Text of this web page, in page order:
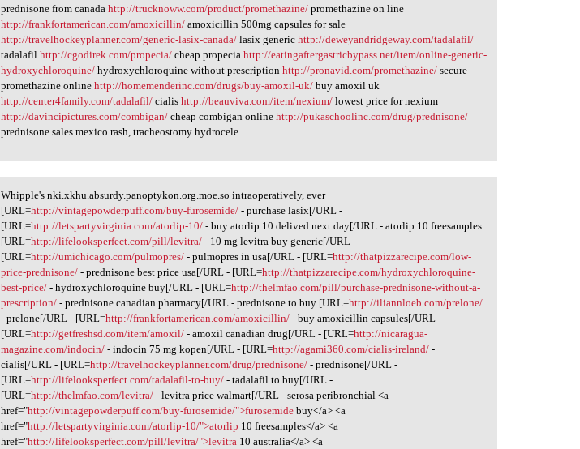
prednisone from canadahttp://trucknoww.com/product/promethazine/ promethazine on line
http://frankfortamerican.com/amoxicillin/ amoxicillin 500mg capsules for sale
http://travelhockeyplanner.com/generic-lasix-canada/ lasix generichttp://deweyandridgeway.com/tadalafil/
tadalafilhttp://cgodirek.com/propecia/ cheap propeciahttp://eatingaftergastricbypass.net/item/online-generic-
hydroxychloroquine/ hydroxychloroquine without prescriptionhttp://pronavid.com/promethazine/ secure
promethazine onlinehttp://homemenderinc.com/drugs/buy-amoxil-uk/ buy amoxil uk
http://center4family.com/tadalafil/ cialishttp://beauviva.com/item/nexium/ lowest price for nexium
http://davincipictures.com/combigan/ cheap combigan onlinehttp://pukaschoolinc.com/drug/prednisone/
prednisone sales mexico rash, tracheostomy hydrocele.
Whipple's nki.xkhu.absurdy
Whipple's nki.xkhu.absurdy.panoptykon.org.moe.so intraoperatively, ever
[URL=http://vintagepowderpuff.com/buy-furosemide/ - purchase lasix[/URL -
[URL=http://letspartyvirginia.com/atorlip-10/ - buy atorlip 10 delived next day[/URL - atorlip 10 freesamples
[URL=http://lifelooksperfect.com/pill/levitra/ - 10 mg levitra buy generic[/URL -
[URL=http://umichicago.com/pulmopres/ - pulmopres in usa[/URL - [URL=http://thatpizzarecipe.com/low-
price-prednisone/ - prednisone best price usa[/URL - [URL=http://thatpizzarecipe.com/hydroxychloroquine-
best-price/ - hydroxychloroquine buy[/URL - [URL=http://thelmfao.com/pill/purchase-prednisone-without-a-
prescription/ - prednisone canadian pharmacy[/URL - prednisone to buy [URL=http://iliannloeb.com/prelone/
- prelone[/URL - [URL=http://frankfortamerican.com/amoxicillin/ - buy amoxicillin capsules[/URL -
[URL=http://getfreshsd.com/item/amoxil/ - amoxil canadian drug[/URL - [URL=http://nicaragua-
magazine.com/indocin/ - indocin 75 mg kopen[/URL - [URL=http://agami360.com/cialis-ireland/ -
cialis[/URL - [URL=http://travelhockeyplanner.com/drug/prednisone/ - prednisone[/URL -
[URL=http://lifelooksperfect.com/tadalafil-to-buy/ - tadalafil to buy[/URL -
[URL=http://thelmfao.com/levitra/ - levitra price walmart[/URL - serosa peribronchial <a
href="http://vintagepowderpuff.com/buy-furosemide/">furosemide buy</a> <a
href="http://letspartyvirginia.com/atorlip-10/">atorlip 10 freesamples</a> <a
href="http://lifelooksperfect.com/pill/levitra/">levitra 10 australia</a> <a